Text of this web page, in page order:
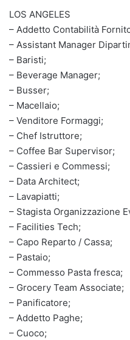
LOS ANGELES
– Addetto Contabilità
– Assistant Manager
– Baristi;
– Beverage Manager;
– Busser;
– Macellaio;
– Venditore Formaggi;
– Chef Istruttore;
– Coffee Bar Supervisor;
– Cassieri e Commessi;
– Data Architect;
– Lavapiatti;
– Stagista Organizzazione
– Facilities Tech;
– Capo Reparto / Cassa;
– Pastaio;
– Commesso Pasta fresca;
– Grocery Team Associate;
– Panificatore;
– Addetto Paghe;
– Cuoco;